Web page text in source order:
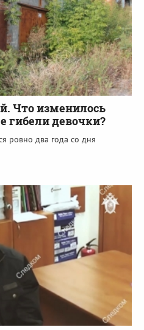
Что изменилось
гибели девочки?
ровно два года со дня